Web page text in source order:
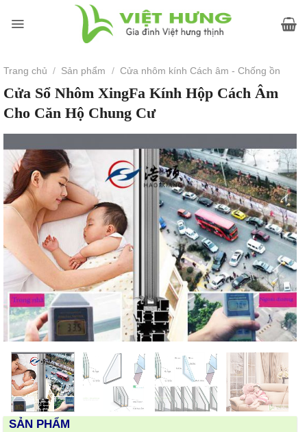
Trang chủ / Sản phẩm / Cửa nhôm kính Cách âm - Chống ồn
Cửa Sổ Nhôm XingFa Kính Hộp Cách Âm
Cho Căn Hộ Chung Cư
SẢN PHẨM